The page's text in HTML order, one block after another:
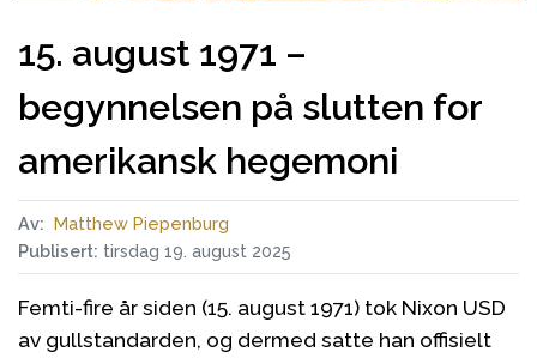
15. august 1971 –
begynnelsen på slutten for
amerikansk hegemoni
Av: Matthew Piepenburg
Publisert: tirsdag 19. august 2025
Femti-fire år siden (15. august 1971) tok Nixon USD
av gullstandarden, og dermed satte han offisielt